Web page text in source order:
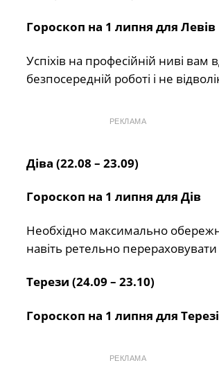
Гороскоп на 1 липня для Левів
Успіхів на професійній ниві вам
безпосередній роботі і не
РЕКЛАМА
Діва (22.08 – 23.09)
Гороскоп на 1 липня для Дів
Необхідно максимально
навіть ретельно
Терези (24.09 – 23.10)
Гороскоп на 1 липня для
РЕКЛАМА